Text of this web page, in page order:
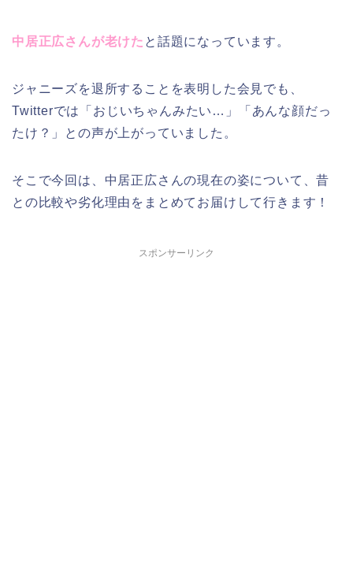
中居正広さんが老けた と話題になっています。
ジャニーズを退所することを表明した会見でも、
Twitterでは「おじいちゃんみたい…」「あんな顔だっ
たけ？」との声が上がっていました。
そこで今回は、中居正広さんの現在の姿について、昔
との比較や劣化理由をまとめてお届けして行きます！
スポンサーリンク